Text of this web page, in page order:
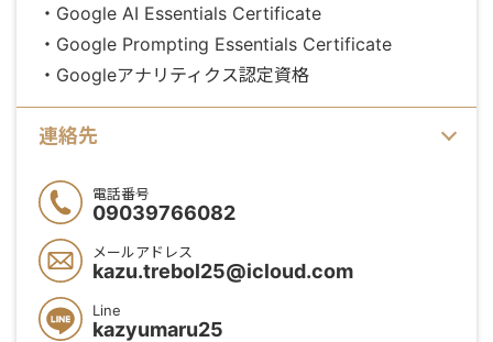
・Google AI Essentials Certificate
・Google Prompting Essentials Certificate
・Googleアナリティクス認定資格
連絡先
電話番号
09039766082
メールアドレス
kazu.trebol25@icloud.com
Line
kazyumaru25